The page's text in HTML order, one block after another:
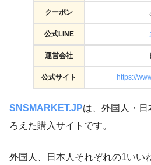
クーポン
公式LINE
運営会社
公式サイト https://
​​SNSMARKET.JPは、外国人・
ろえた購入サイトです。
外国人、日本人それぞれの1いい